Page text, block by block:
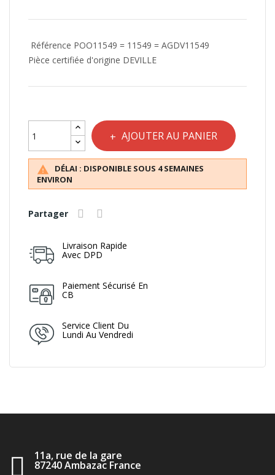
Référence POO11549 = 11549 = AGDV11549
Pièce certifiée d'origine DEVILLE
AJOUTER AU PANIER

DÉLAI : DISPONIBLE SOUS 4 SEMAINES
ENVIRON
Partager
Livraison Rapide
Avec DPD
Paiement Sécurisé En
CB
Service Client Du
Lundi Au Vendredi
11a, rue de la gare
87240 Ambazac France